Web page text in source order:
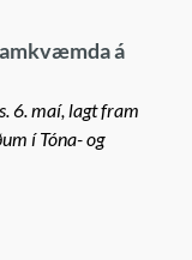
á
6. maí, lagt fram
í Tóna- og